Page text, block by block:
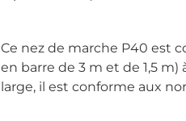
Ce nez de marche P40 est
en barre de 3 m et de 1,5
large, il est conforme aux